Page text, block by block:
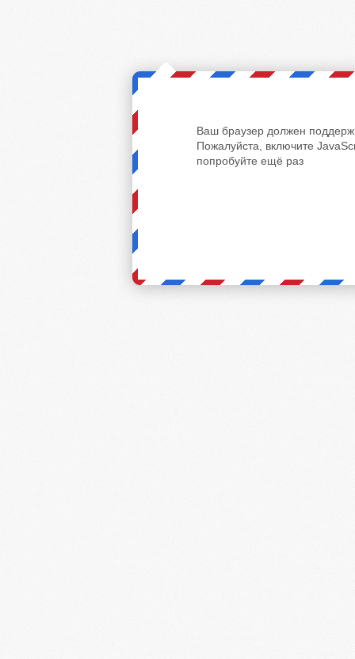
Ваш браузер должен
Пожалуйста, включите
попробуйте ещё раз